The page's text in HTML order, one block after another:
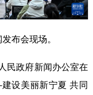
布会现场。
政府新闻办公室在
设美丽新宁夏 共同